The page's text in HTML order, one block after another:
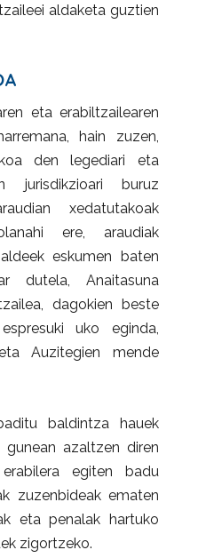
aldaketa guztien
eta erabiltzailearen
hain zuzen,
den legediari eta
jurisdikzioari buruz
xedatutakoak
ere, araudiak
eskumen baten
dutela, Anaitasuna
dagokien beste
uko eginda,
Auzitegien mende
baldintza hauek
azaltzen diren
egiten badu
zuzenbideak ematen
eta penalak hartuko
zigortzeko.